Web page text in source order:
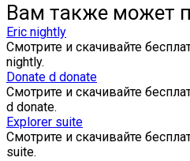
Вам также может
Eric nightly
Смотрите и скачивайте
nightly.
Donate d donate
Смотрите и скачивайте
d donate.
Explorer suite
Смотрите и скачивайте
suite.